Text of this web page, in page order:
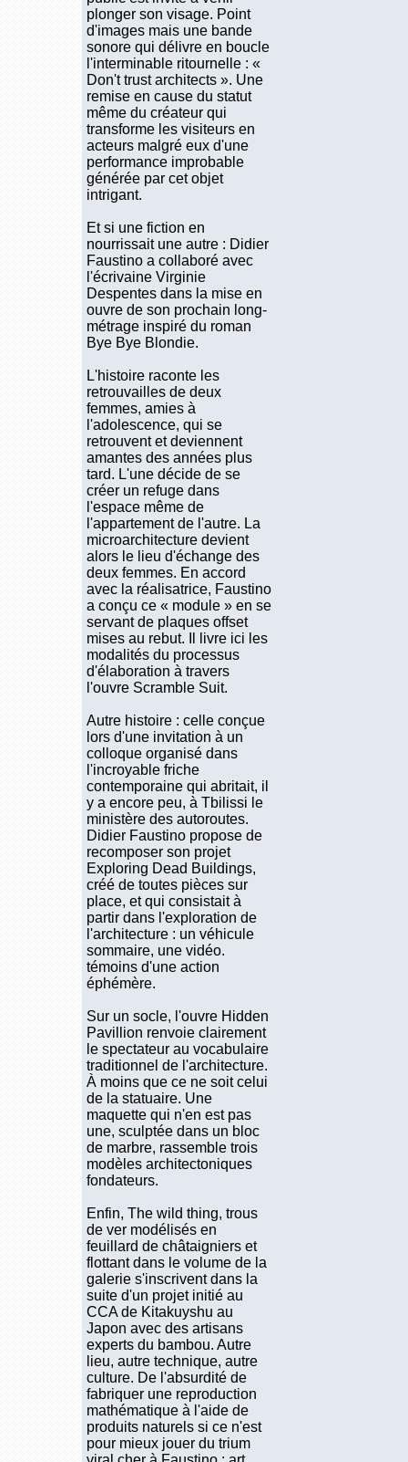
plonger son visage. Point
d'images mais une bande
sonore qui délivre en boucle
l'interminable ritournelle : «
Don't trust architects ». Une
remise en cause du statut
même du créateur qui
transforme les visiteurs en
acteurs malgré eux d'une
performance improbable
générée par cet objet
intrigant.
Et si une fiction en
nourrissait une autre : Didier
Faustino a collaboré avec
l'écrivaine Virginie
Despentes dans la mise en
ouvre de son prochain long-
métrage inspiré du roman
Bye Bye Blondie.
L'histoire raconte les
retrouvailles de deux
femmes, amies à
l'adolescence, qui se
retrouvent et deviennent
amantes des années plus
tard. L'une décide de se
créer un refuge dans
l'espace même de
l'appartement de l'autre. La
microarchitecture devient
alors le lieu d'échange des
deux femmes. En accord
avec la réalisatrice, Faustino
a conçu ce « module » en se
servant de plaques offset
mises au rebut. Il livre ici les
modalités du processus
d'élaboration à travers
l'ouvre Scramble Suit.
Autre histoire : celle conçue
lors d'une invitation à un
colloque organisé dans
l'incroyable friche
contemporaine qui abritait, il
y a encore peu, à Tbilissi le
ministère des autoroutes.
Didier Faustino propose de
recomposer son projet
Exploring Dead Buildings,
créé de toutes pièces sur
place, et qui consistait à
partir dans l'exploration de
l'architecture : un véhicule
sommaire, une vidéo.
témoins d'une action
éphémère.
Sur un socle, l'ouvre Hidden
Pavillion renvoie clairement
le spectateur au vocabulaire
traditionnel de l'architecture.
À moins que ce ne soit celui
de la statuaire. Une
maquette qui n'en est pas
une, sculptée dans un bloc
de marbre, rassemble trois
modèles architectoniques
fondateurs.
Enfin, The wild thing, trous
de ver modélisés en
feuillard de châtaigniers et
flottant dans le volume de la
galerie s'inscrivent dans la
suite d'un projet initié au
CCA de Kitakuyshu au
Japon avec des artisans
experts du bambou. Autre
lieu, autre technique, autre
culture. De l'absurdité de
fabriquer une reproduction
mathématique à l'aide de
produits naturels si ce n'est
pour mieux jouer du trium